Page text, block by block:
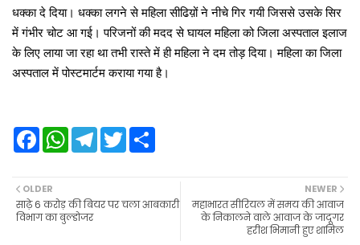
धक्का दे दिया। धक्का लगने से महिला सीढिय़ों ने नीचे गिर गयी जिससे उसके सिर
में गंभीर चोट आ गई। परिजनों की मदद से घायल महिला को जिला अस्पताल इलाज
के लिए लाया जा रहा था तभी रास्ते में ही महिला ने दम तोड़ दिया। महिला का जिला
अस्पताल में पोस्टमार्टम कराया गया है।
F
a
b
o
o
k
W
A
p
p
T
e
r
a
T
w
e
r
NEWER
महाभारत सीरियल में समय की आवाज
के निकालने वाले आवाज के जादूगर
हरीश भिमानी हुए शामिल
OLDER
साढ़े 6 करोड़ की बियर पर चला आबकारी
विभाग का बुल्डोजर